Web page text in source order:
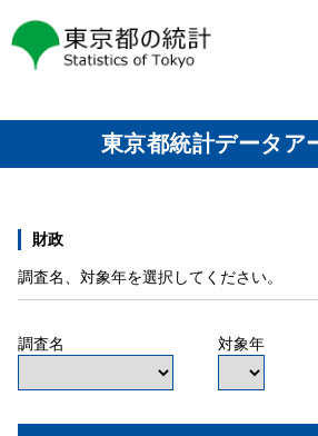
東京都の統計
東京都統計データア
財政
調査名、対象年を選択してください。
調査名 対象年